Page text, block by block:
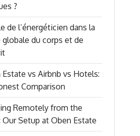
?
de l’énergéticien dans la
globale du corps et de
Estate vs Airbnb vs Hotels:
Comparison
Remotely from the
Our Setup at Oben Estate